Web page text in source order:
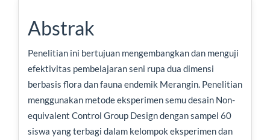
Abstrak
Penelitian ini bertujuan mengembangkan dan menguji
efektivitas pembelajaran seni rupa dua dimensi
berbasis flora dan fauna endemik Merangin. Penelitian
menggunakan metode eksperimen semu desain Non-
equivalent Control Group Design dengan sampel 60
siswa yang terbagi dalam kelompok eksperimen dan